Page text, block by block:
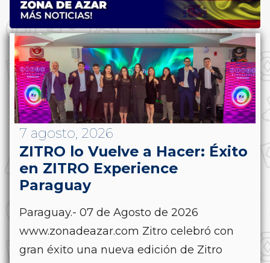
7 agosto, 2026
ZITRO lo Vuelve a Hacer: Éxito
en ZITRO Experience
Paraguay
Paraguay.- 07 de Agosto de 2026
www.zonadeazar.com Zitro celebró con
gran éxito una nueva edición de Zitro